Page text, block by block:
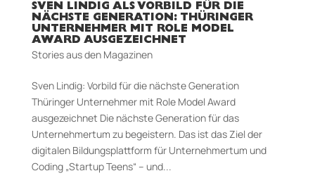
SVEN LINDIG ALS VORBILD FÜR DIE
NÄCHSTE GENERATION: THÜRINGER
UNTERNEHMER MIT ROLE MODEL
AWARD AUSGEZEICHNET
Stories aus den Magazinen
Sven Lindig: Vorbild für die nächste Generation
Thüringer Unternehmer mit Role Model Award
ausgezeichnet Die nächste Generation für das
Unternehmertum zu begeistern. Das ist das Ziel der
digitalen Bildungsplattform für Unternehmertum und
Coding „Startup Teens“ – und...